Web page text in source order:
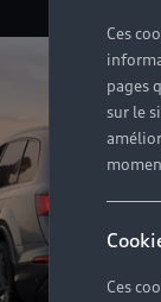
Ces
pages
sur le
Ces